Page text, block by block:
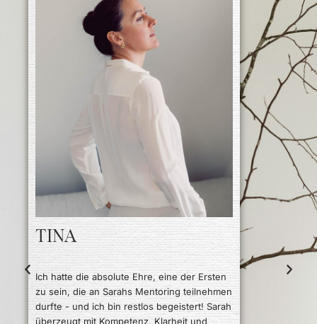
SUSANN
Unfassbar gut und unendlich wertvoller